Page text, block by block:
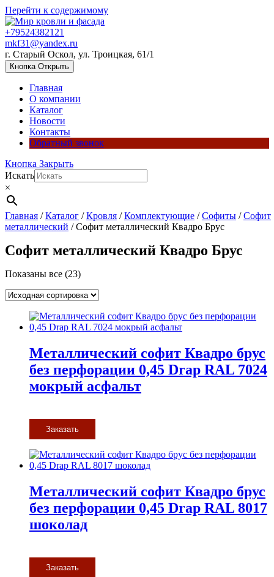
Перейти к содержимому
+79524382121
mkf31@yandex.ru
г. Старый Оскол, ул. Троицкая, 61/1
Кнопка Открыть
Главная
О компании
Каталог
Новости
Контакты
Обратный звонок
Кнопка Закрыть
Искать
×
Главная /Каталог /Кровля /Комплектующие /Софиты /Софит
металлический / Софит металлический Квадро Брус
Софит металлический Квадро Брус
Показаны все (23)
Металлический софит Квадро брус
без перфорации 0,45 Drap RAL 7024
мокрый асфальт
Заказать
Металлический софит Квадро брус
без перфорации 0,45 Drap RAL 8017
шоколад
Заказать